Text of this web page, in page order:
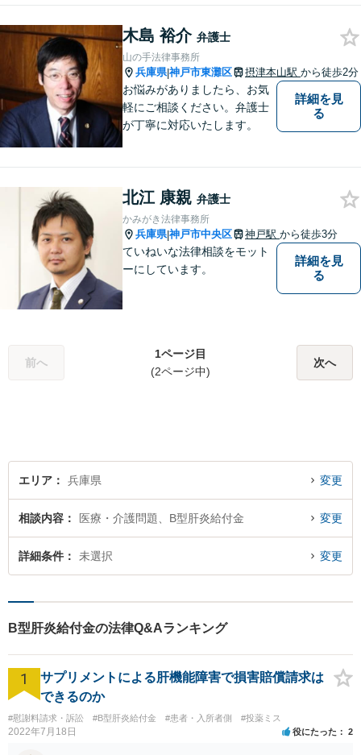
木島 裕介 弁護士
山の手法律事務所
兵庫県|神戸市東灘区 摂津本山駅 から徒歩2分
お悩みがありましたら、お気
軽にご相談ください。弁護士
が丁寧に対応いたします。
詳細を見
る
北江 康親 弁護士
かみがき法律事務所
兵庫県|神戸市中央区 神戸駅 から徒歩3分
ていねいな法律相談をモット
ーにしています。
詳細を見
る
前へ
1ページ目
(2ページ中)
次へ
エリア 兵庫県 変更
相談内容 医療・介護問題、B型肝炎給付金 変更
詳細条件 未選択 変更
B型肝炎給付金の法律Q&Aランキング
1
サプリメントによる肝機能障害で損害賠償請求は
できるのか
#慰謝料請求・訴訟 #B型肝炎給付金 #患者・入所者側 #投薬ミス
2022年7月18日 役にたった 2